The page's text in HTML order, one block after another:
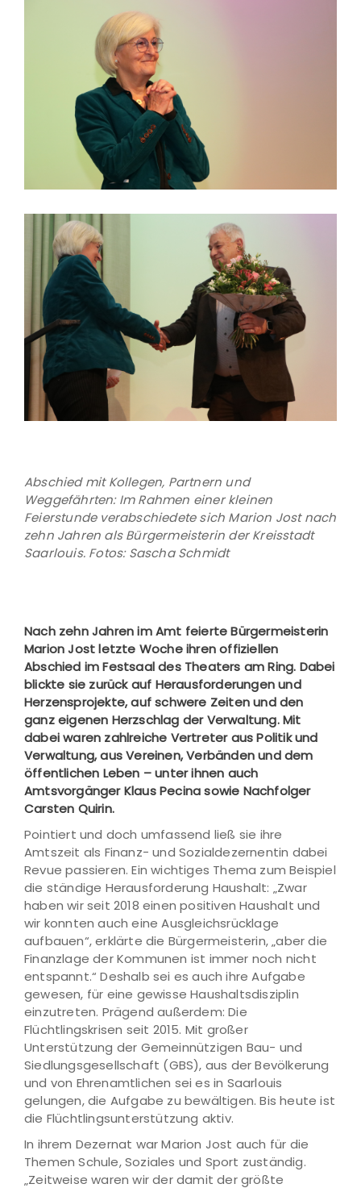
Abschied mit Kollegen, Partnern und
Weggefährten: Im Rahmen einer kleinen
Feierstunde verabschiedete sich Marion Jost nach
zehn Jahren als Bürgermeisterin der Kreisstadt
Saarlouis. Fotos: Sascha Schmidt
Nach zehn Jahren im Amt feierte Bürgermeisterin
Marion Jost letzte Woche ihren offiziellen
Abschied im Festsaal des Theaters am Ring. Dabei
blickte sie zurück auf Herausforderungen und
Herzensprojekte, auf schwere Zeiten und den
ganz eigenen Herzschlag der Verwaltung. Mit
dabei waren zahlreiche Vertreter aus Politik und
Verwaltung, aus Vereinen, Verbänden und dem
öffentlichen Leben – unter ihnen auch
Amtsvorgänger Klaus Pecina sowie Nachfolger
Carsten Quirin.
Pointiert und doch umfassend ließ sie ihre
Amtszeit als Finanz- und Sozialdezernentin dabei
Revue passieren. Ein wichtiges Thema zum Beispiel
die ständige Herausforderung Haushalt: „Zwar
haben wir seit 2018 einen positiven Haushalt und
wir konnten auch eine Ausgleichsrücklage
aufbauen“, erklärte die Bürgermeisterin, „aber die
Finanzlage der Kommunen ist immer noch nicht
entspannt.“ Deshalb sei es auch ihre Aufgabe
gewesen, für eine gewisse Haushaltsdisziplin
einzutreten. Prägend außerdem: Die
Flüchtlingskrisen seit 2015. Mit großer
Unterstützung der Gemeinnützigen Bau- und
Siedlungsgesellschaft (GBS), aus der Bevölkerung
und von Ehrenamtlichen sei es in Saarlouis
gelungen, die Aufgabe zu bewältigen. Bis heute ist
die Flüchtlingsunterstützung aktiv.
In ihrem Dezernat war Marion Jost auch für die
Themen Schule, Soziales und Sport zuständig.
„Zeitweise waren wir der damit der größte